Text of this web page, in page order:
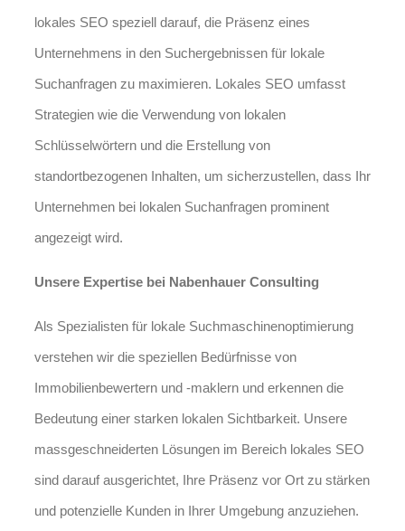
lokales SEO speziell darauf, die Präsenz eines
Unternehmens in den Suchergebnissen für lokale
Suchanfragen zu maximieren. Lokales SEO umfasst
Strategien wie die Verwendung von lokalen
Schlüsselwörtern und die Erstellung von
standortbezogenen Inhalten, um sicherzustellen, dass Ihr
Unternehmen bei lokalen Suchanfragen prominent
angezeigt wird.
Unsere Expertise bei Nabenhauer Consulting
Als Spezialisten für lokale Suchmaschinenoptimierung
verstehen wir die speziellen Bedürfnisse von
Immobilienbewertern und -maklern und erkennen die
Bedeutung einer starken lokalen Sichtbarkeit. Unsere
massgeschneiderten Lösungen im Bereich lokales SEO
sind darauf ausgerichtet, Ihre Präsenz vor Ort zu stärken
und potenzielle Kunden in Ihrer Umgebung anzuziehen.